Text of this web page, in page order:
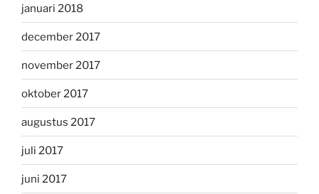
januari 2018
december 2017
november 2017
oktober 2017
augustus 2017
juli 2017
juni 2017